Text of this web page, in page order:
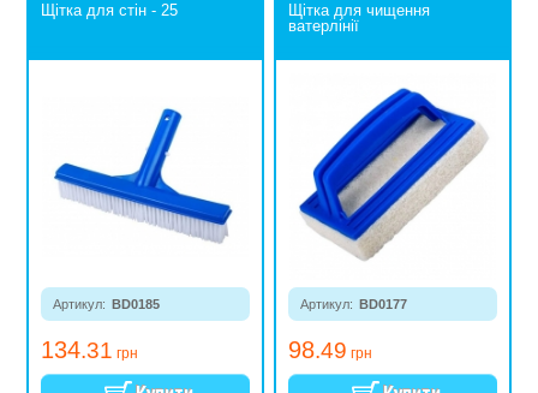
Щітка для стін - 25
Артикул: BD0185
134.31 грн
Щітка для чищення
ватерлінії
Артикул: BD0177
98.49 грн